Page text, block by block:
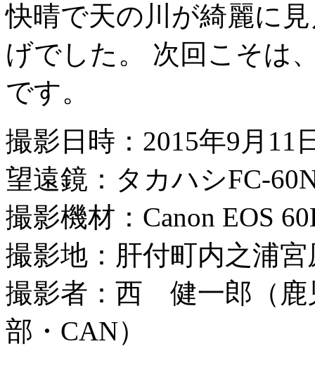
快晴で天の川が綺麗に
げでした。 次回こそは
です。
撮影日時：2015年9月11
望遠鏡：タカハシFC-
撮影機材：Canon EOS
撮影地：肝付町内之浦
撮影者：西 健一郎（鹿
部・CAN）